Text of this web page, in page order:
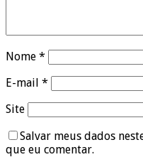
Nome *
E-mail *
Site
Salvar meus dados
que eu comentar.